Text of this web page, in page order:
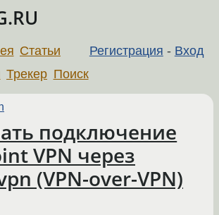
Регистрация - Вход
Статьи
Трекер Поиск
подключение
VPN через
(VPN-over-VPN)